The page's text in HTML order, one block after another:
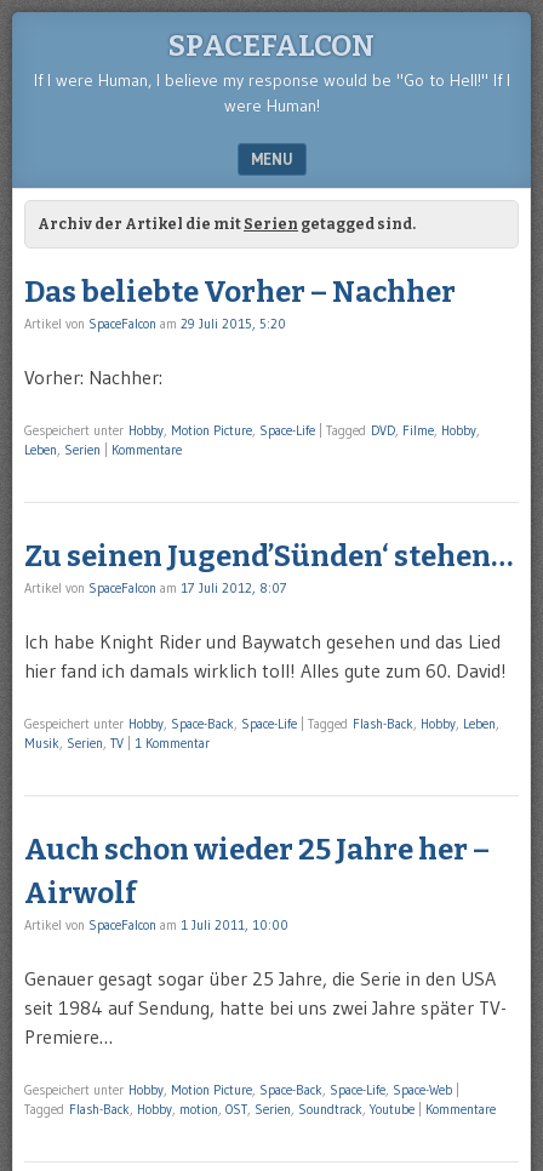
SPACEFALCON
If I were Human, I believe my response would be "Go to Hell!" If I
were Human!
MENU
SKIP TO CONTENT
Archiv der Artikel die mit Serien getagged sind.
Das beliebte Vorher – Nachher
Artikel von SpaceFalcon am 29 Juli 2015, 5:20
Vorher: Nachher:
Gespeichert unter Hobby, Motion Picture, Space-Life Tagged DVD, Filme, Hobby,
Leben, Serien Kommentare
Zu seinen Jugend’Sünden‘ stehen…
Artikel von SpaceFalcon am 17 Juli 2012, 8:07
Ich habe Knight Rider und Baywatch gesehen und das Lied
hier fand ich damals wirklich toll! Alles gute zum 60. David!
Gespeichert unter Hobby Space-Back Space-Life Tagged Flash-Back Hobby Leben
Musik Serien TV 1 Kommentar
Auch schon wieder 25 Jahre her –
Airwolf
Artikel von SpaceFalcon am 1 Juli 2011, 10:00
Genauer gesagt sogar über 25 Jahre, die Serie in den USA
seit 1984 auf Sendung, hatte bei uns zwei Jahre später TV-
Premiere…
Gespeichert unter Hobby Motion Picture Space-Back Space-Life Space-Web
Tagged Flash-Back Hobby motion OST Serien Soundtrack ,Youtube Kommentare